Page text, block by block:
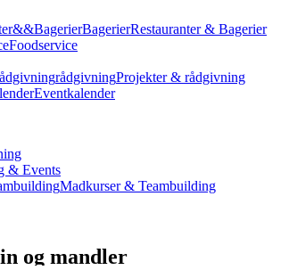
& Events
Madkurser & Teambuilding
&&BagerierBagerierRestauranter & Bagerier
Foodservice
rådgivningProjekter & rådgivning
Eventkalender
og mandler